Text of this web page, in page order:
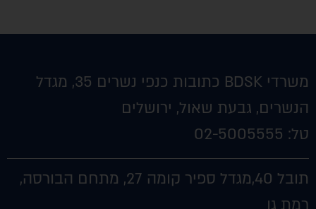
משרדי BDSK כתובות כנפי נשרים 35, מגדל
הנשרים, גבעת שאול, ירושלים
טל: 02-5005555
תובל 40,
מגדל ספיר קומה 27, מתחם הבורסה,
רמת גן